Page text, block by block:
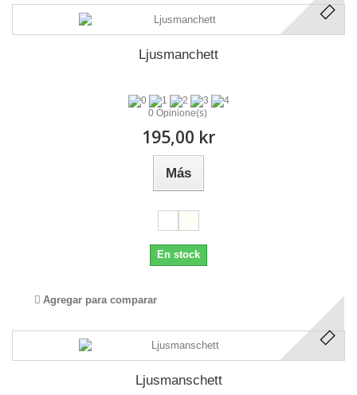
Ljusmanchett
0 Opinione(s)
195,00 kr
Más
En stock
Agregar para comparar
Ljusmanschett